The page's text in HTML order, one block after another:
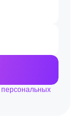
персональных